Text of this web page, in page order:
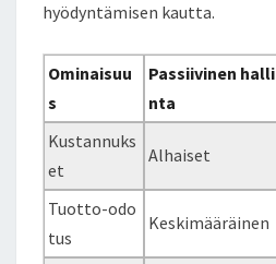
hyödyntämisen kautta.
Ominaisuu
s
Passiivinen halli
nta
Kustannuks
et
Alhaiset
Tuotto-odo
tus
Keskimääräinen